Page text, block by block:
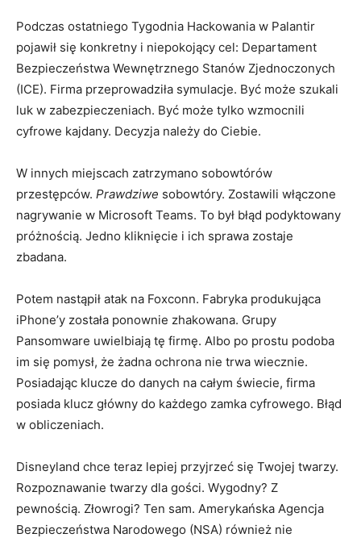
Podczas ostatniego Tygodnia Hackowania w Palantir
pojawił się konkretny i niepokojący cel: Departament
Bezpieczeństwa Wewnętrznego Stanów Zjednoczonych
(ICE). Firma przeprowadziła symulacje. Być może szukali
luk w zabezpieczeniach. Być może tylko wzmocnili
cyfrowe kajdany. Decyzja należy do Ciebie.
W innych miejscach zatrzymano sobowtórów
przestępców. Prawdziwe sobowtóry. Zostawili włączone
nagrywanie w Microsoft Teams. To był błąd podyktowany
próżnością. Jedno kliknięcie i ich sprawa zostaje
zbadana.
Potem nastąpił atak na Foxconn. Fabryka produkująca
iPhone’y została ponownie zhakowana. Grupy
Pansomware uwielbiają tę firmę. Albo po prostu podoba
im się pomysł, że żadna ochrona nie trwa wiecznie.
Posiadając klucze do danych na całym świecie, firma
posiada klucz główny do każdego zamka cyfrowego. Błąd
w obliczeniach.
Disneyland chce teraz lepiej przyjrzeć się Twojej twarzy.
Rozpoznawanie twarzy dla gości. Wygodny? Z
pewnością. Złowrogi? Ten sam. Amerykańska Agencja
Bezpieczeństwa Narodowego (NSA) również nie